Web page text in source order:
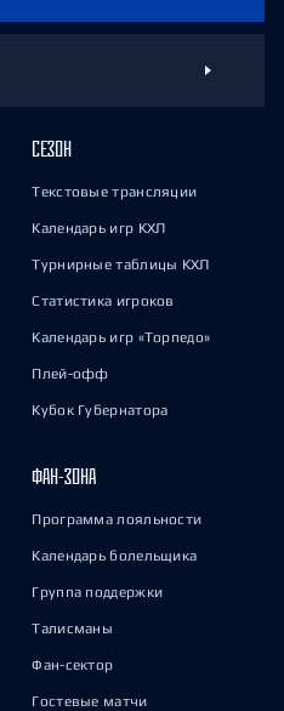
СЕЗОН
Текстовые трансляции
Календарь игр КХЛ
Турнирные таблицы КХЛ
Статистика игроков
Календарь игр «Торпедо»
Плей-офф
Кубок Губернатора
ФАН-ЗОНА
Программа лояльности
Календарь болельщика
Группа поддержки
Талисманы
Фан-сектор
Гостевые матчи